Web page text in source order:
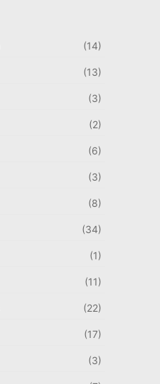
(14)
(13)
(3)
(2)
(6)
(3)
(8)
(34)
(1)
(11)
(22)
(17)
(3)